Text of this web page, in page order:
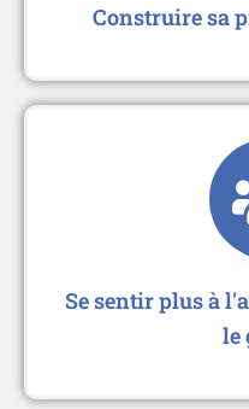
Construire sa
Se sentir plus à
le